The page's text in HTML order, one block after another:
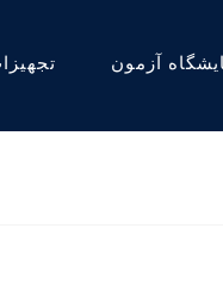
آزمون